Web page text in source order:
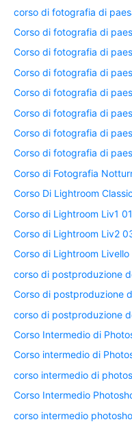
corso di fotografia di
Corso di fotografia di
Corso di fotografia di
Corso di fotografia di
Corso di fotografia di
Corso di fotografia di
Corso di fotografia di
Corso di fotografia di
Corso di Fotografia
Corso Di Lightroom Classic
Corso di Lightroom Liv1
Corso di Lightroom Liv2
Corso di Lightroom Livello
corso di postproduzione
Corso di postproduzione
corso di postproduzione
Corso Intermedio di
Corso intermedio di
corso intermedio di
Corso Intermedio
corso intermedio